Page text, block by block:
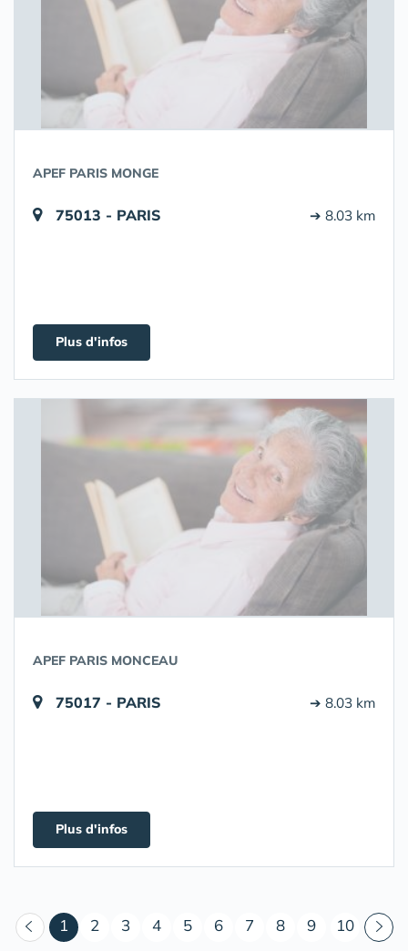
APEF PARIS MONGE
75013 - PARIS ➔ 8.03 km
Plus d'infos
APEF PARIS MONCEAU
75017 - PARIS ➔ 8.03 km
Plus d'infos
1 (courant)
2 3 4 5 6 7 8 9 10